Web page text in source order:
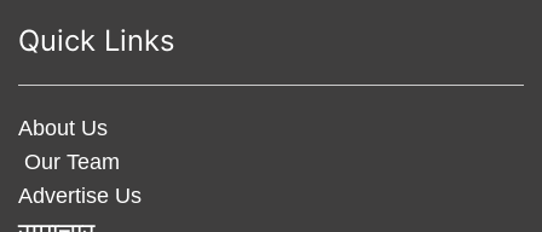
Quick Links
About Us
Our Team
Advertise Us